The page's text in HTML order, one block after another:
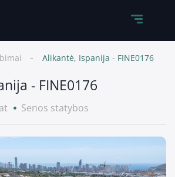
Alikantė, Ispanija - FINE0176
- FINE0176
Senos statybos